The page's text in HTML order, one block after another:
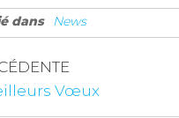
dans News
Vœux